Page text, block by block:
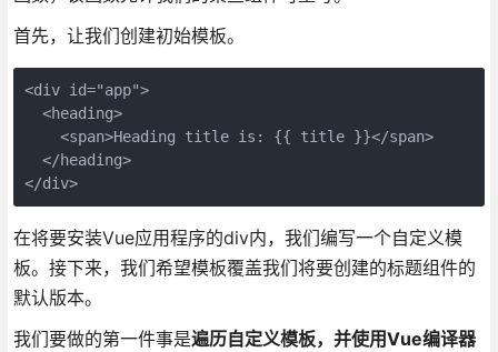
首先，让我们创建初始模板。
<div id="app">
  <heading>
    <span>Heading title is: {{ title }}</span>
  </heading>
</div>
在将要安装Vue应用程序的div内，我们编写一个自定义模
板。接下来，我们希望模板覆盖我们将要创建的标题组件的
默认版本。
我们要做的第一件事是遍历自定义模板，并使用Vue编译器